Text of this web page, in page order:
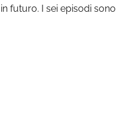
in futuro. I sei episodi sono